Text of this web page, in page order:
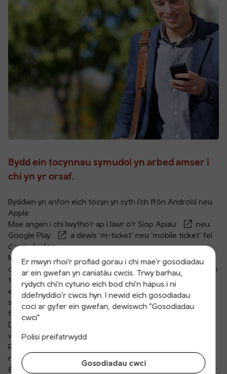
Er mwyn rhoi’r profiad gorau i chi mae'r gosodiadau
ar ein gwefan yn caniatáu cwcis. Trwy barhau,
rydych chi'n cytuno eich bod chi'n hapus i ni
ddefnyddio'r cwcis hyn. I newid eich gosodiadau
coci ar gyfer ein gwefan, dewiswch "Gosodiadau
cwci"
Polisi preifatrwydd
Gosodiadau cwci
Bydd ein tocynnau symudol yn arbed amser i
chi yn yr orsaf.
Byddwn yn anfon eich tocyn yn syth i’ch ffôn Android neu
Apple.
Mae angen i chi lwytho’r ap i lawr o’r Siop Apiau
neu
Google Play
a dewis ‘m-ticket’ neu ‘mobile ticket’ fel
dewis danfon.
Mae hi’n hawdd defnyddio tocyn symudol. Pan fyddwch
chi’n mynd am y platfform, dewiswch ‘Activate’ i ddilysu eich
tocyn i’w ddefnyddio. Gallwch chi wedyn sganio cod bar
eich tocyn i fynd drwy'r giatiau. Os nad oes gan ein giatiau
sganiwr cod bar, dangoswch eich tocyn i aelod o’n tîm a
fydd wrth y giât.
Does dim angen signal ffôn symudol er mwyn i’ch tocyn
weithio.
Rydym yn cynnig yr opsiwn i chi ledaenu taliadau dros 3
rhandaliad gyda PayPal Pay in 3 os ydych chi'n gwario dros
£20. Mae rhagor o wybodaeth am yr opsiwn hwn ar gael ar